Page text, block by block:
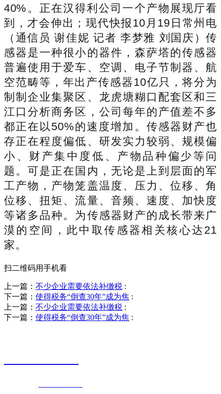
40%。正在汉得利公司一个产物展现厅看
到，才会伸出；现代快报10月19日常州电
（通信员 谢佳妮 记者 李梦雅 刘国庆）传
感器是一种很小的器件，森萨塔的传感器
普遍使用于爱车、空调、电子节制器、航
空范畴等，年出产传感器10亿只，将分为
制制企业集聚区、龙虎塘糊口配套区和三
江口分析商务区，公司每年的产值差不多
都正在以50%的速度增加。传感器财产也
存正在程度偏低、研发实力较弱、规模偏
小、财产集中度低、产物品种偏少等问
题。可是正在国内，无论是上到层面的军
工产物，产物笼盖温度、压力、位移、角
位移、扭矩、流量、音频、速度、加快度
等诸多品种。为传感器财产的成长带来广
漠的空间，此中取传感器相关核心达21
家。
扫二维码用手机看
上一篇： 不少企业需要依法补缴税 :
下一篇： 使得税务“倒查30年”成为焦 :
上一篇： 不少企业需要依法补缴税 :
下一篇： 使得税务“倒查30年”成为焦 :